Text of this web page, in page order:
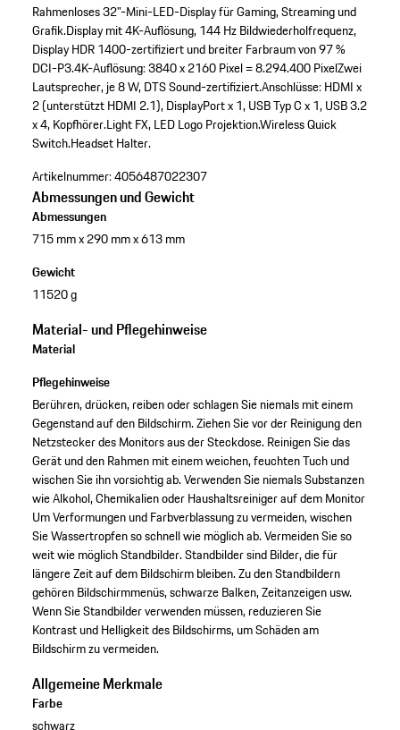
Rahmenloses 32"-Mini-LED-Display für Gaming, Streaming und
Grafik.Display mit 4K-Auflösung, 144 Hz Bildwiederholfrequenz,
Display HDR 1400-zertifiziert und breiter Farbraum von 97 %
DCI-P3.4K-Auflösung: 3840 x 2160 Pixel = 8.294.400 PixelZwei
Lautsprecher, je 8 W, DTS Sound-zertifiziert.Anschlüsse: HDMI x
2 (unterstützt HDMI 2.1), DisplayPort x 1, USB Typ C x 1, USB 3.2
x 4, Kopfhörer.Light FX, LED Logo Projektion.Wireless Quick
Switch.Headset Halter.
Artikelnummer:4056487022307
Abmessungen und Gewicht
Abmessungen
715 mm x 290 mm x 613 mm
Gewicht
11520 g
Material- und Pflegehinweise
Material
Pflegehinweise
Berühren, drücken, reiben oder schlagen Sie niemals mit einem
Gegenstand auf den Bildschirm. Ziehen Sie vor der Reinigung den
Netzstecker des Monitors aus der Steckdose. Reinigen Sie das
Gerät und den Rahmen mit einem weichen, feuchten Tuch und
wischen Sie ihn vorsichtig ab. Verwenden Sie niemals Substanzen
wie Alkohol, Chemikalien oder Haushaltsreiniger auf dem Monitor
Um Verformungen und Farbverblassung zu vermeiden, wischen
Sie Wassertropfen so schnell wie möglich ab. Vermeiden Sie so
weit wie möglich Standbilder. Standbilder sind Bilder, die für
längere Zeit auf dem Bildschirm bleiben. Zu den Standbildern
gehören Bildschirmmenüs, schwarze Balken, Zeitanzeigen usw.
Wenn Sie Standbilder verwenden müssen, reduzieren Sie
Kontrast und Helligkeit des Bildschirms, um Schäden am
Bildschirm zu vermeiden.
Allgemeine Merkmale
Farbe
schwarz